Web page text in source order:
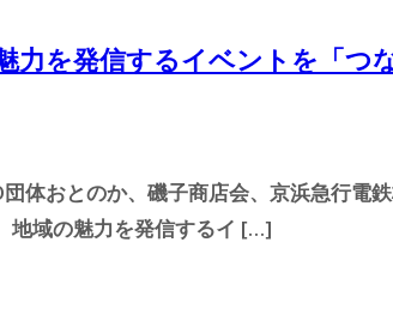
を発信するイベントを「つ
体おとのか、磯子商店会、京浜急行電
地域の魅力を発信するイ […]